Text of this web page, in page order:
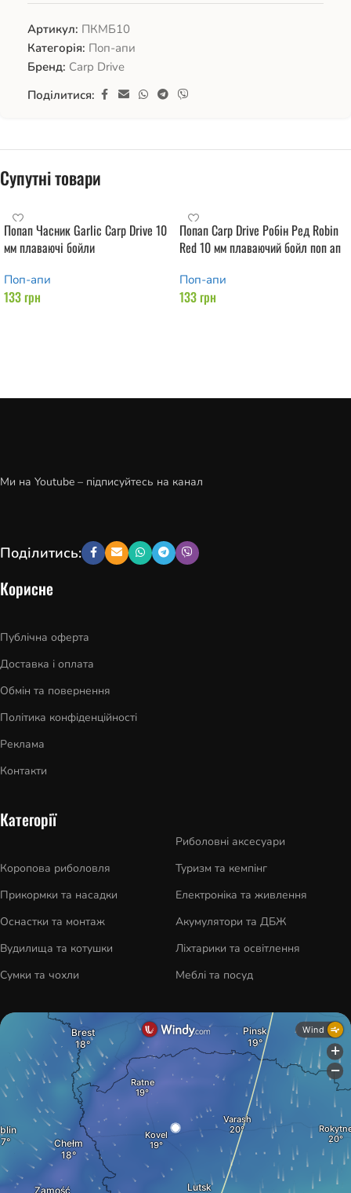
Артикул: ПКМБ10
Категорія: Поп-апи
Бренд: Carp Drive
Поділитися:
Супутні товари
Попап Часник Garlic Carp Drive 10
мм плаваючі бойли
Поп-апи
133грн
Попап Carp Drive Робін Ред Robin
Red 10 мм плаваючий бойл поп ап
Поп-апи
133грн
Ми на Youtube – підписуйтесь на канал
Поділитись:
Корисне
Публічна оферта
Доставка і оплата
Обмін та повернення
Політика конфіденційності
Реклама
Контакти
Категорії
Коропова риболовля
Прикормки та насадки
Оснастки та монтаж
Вудилища та котушки
Сумки та чохли
Риболовні аксесуари
Туризм та кемпінг
Електроніка та живлення
Акумулятори та ДБЖ
Ліхтарики та освітлення
Меблі та посуд